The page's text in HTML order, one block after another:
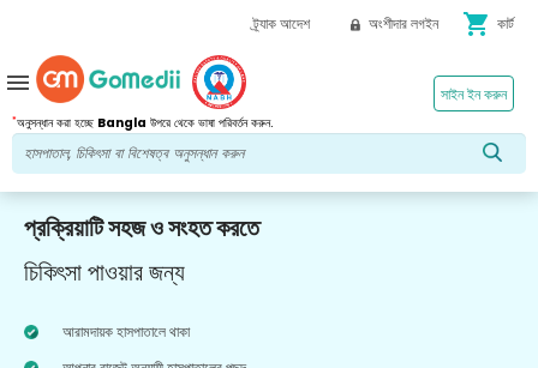
ট্র্যাক আদেশ অংশীদার লগইন shopping_cart কার্ট
*অনুসন্ধান করা হচ্ছে Bangla উপরে থেকে ভাষা পরিবর্তন করুন.
সাইন ইন করুন
menu
প্রক্রিয়াটি সহজ ও সংহত করতে
চিকিৎসা পাওয়ার জন্য
আরামদায়ক হাসপাতালে থাকা